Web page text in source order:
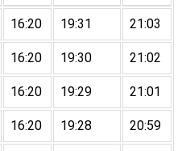
16:20 19:31 21:03
16:20 19:30 21:02
16:20 19:29 21:01
16:20 19:28 20:59